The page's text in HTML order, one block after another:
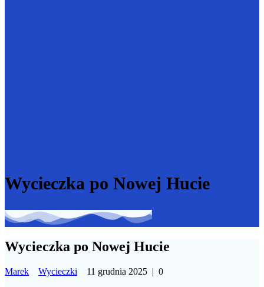
Wycieczka po Nowej Hucie
Wycieczka po Nowej Hucie
Marek Wycieczki 11 grudnia 2025 | 0